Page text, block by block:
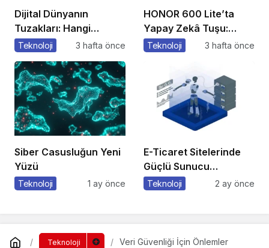
Dijital Dünyanın
Tuzakları: Hangi
Yöntemleri
Teknoloji 3 hafta önce
HONOR 600 Lite’ta
Yapay Zekâ Tuşu:
Özelliklere Erişmenin
Teknoloji 3 hafta önce
Siber Casusluğun Yeni
Yüzü
Teknoloji 1 ay önce
E-Ticaret Sitelerinde
Güçlü Sunucu
Tercihinin Önemi
Teknoloji 2 ay önce
Teknoloji Veri Güvenliği İçin Önlemler